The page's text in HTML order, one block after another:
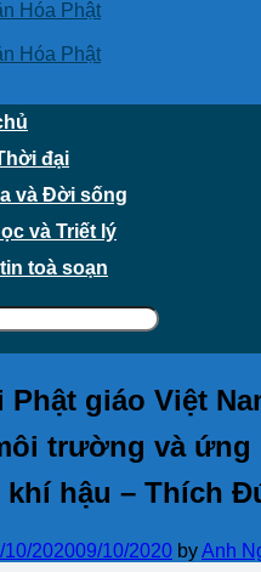
đại
và Đời sống
và Triết lý
toà soạn
Phật giáo Việt
trường và ứng
hậu – Thích
10/202009/10/2020 byAnh